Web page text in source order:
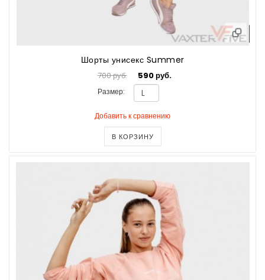
Шорты унисекс Summer
700 руб. 590 руб.
Размер:
Добавить к сравнению
В КОРЗИНУ